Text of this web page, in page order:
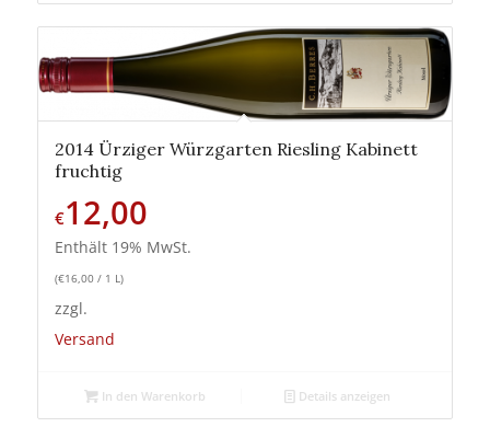
2014 Ürziger Würzgarten Riesling Kabinett
fruchtig
€12,00
Enthält 19% MwSt.
(€16,00/ 1 L)
zzgl.
Versand
In den Warenkorb Details anzeigen